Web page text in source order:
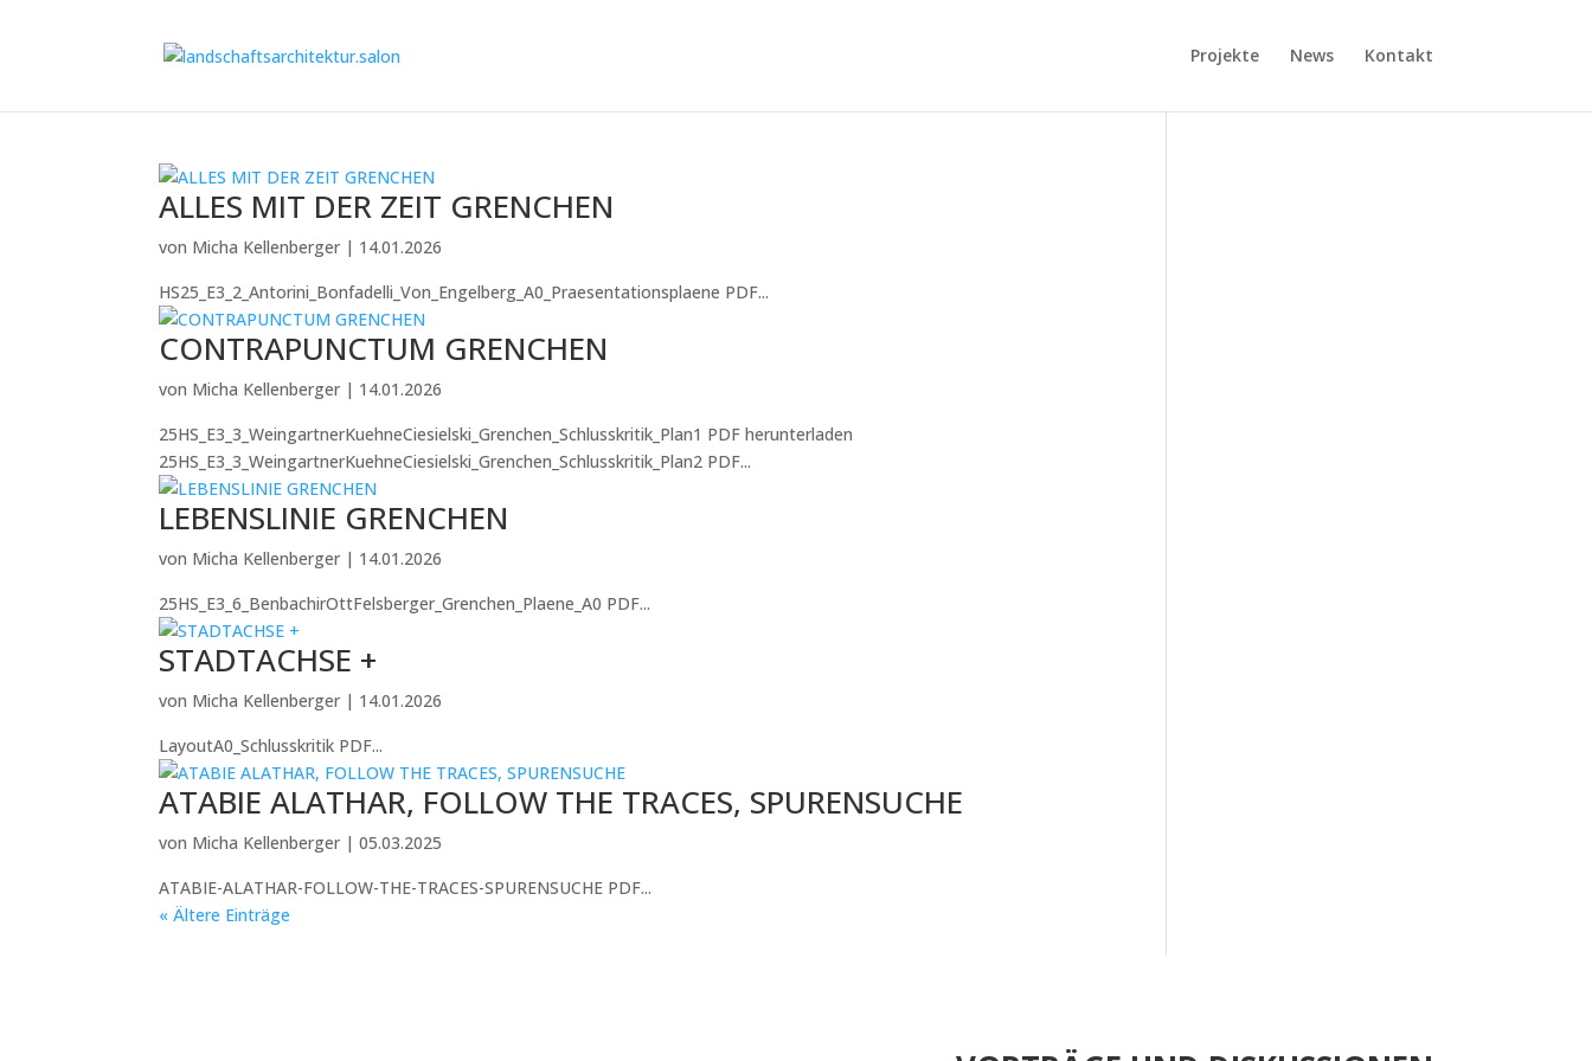
Projekte News Kontakt
ALLES MIT DER ZEIT GRENCHEN
von Micha Kellenberger | 14.01.2026
HS25_E3_2_Antorini_Bonfadelli_Von_Engelberg_A0_Praesentationsplaene PDF...
CONTRAPUNCTUM GRENCHEN
von Micha Kellenberger | 14.01.2026
25HS_E3_3_WeingartnerKuehneCiesielski_Grenchen_Schlusskritik_Plan1 PDF herunterladen
25HS_E3_3_WeingartnerKuehneCiesielski_Grenchen_Schlusskritik_Plan2 PDF...
LEBENSLINIE GRENCHEN
von Micha Kellenberger | 14.01.2026
25HS_E3_6_BenbachirOttFelsberger_Grenchen_Plaene_A0 PDF...
STADTACHSE +
von Micha Kellenberger | 14.01.2026
LayoutA0_Schlusskritik PDF...
ATABIE ALATHAR, FOLLOW THE TRACES, SPURENSUCHE
von Micha Kellenberger |05.03.2025
ATABIE-ALATHAR-FOLLOW-THE-TRACES-SPURENSUCHE PDF...
« Ältere Einträge